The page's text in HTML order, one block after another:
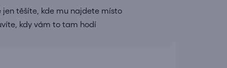
jen těšíte, kde mu najdete místo
kdy vám to tam hodí